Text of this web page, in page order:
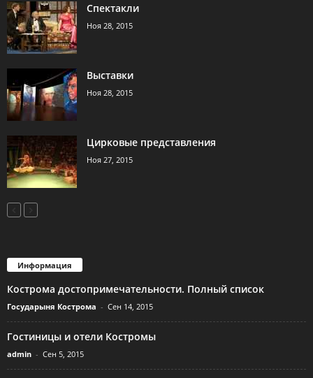
Спектакли
Ноя 28, 2015
Выставки
Ноя 28, 2015
Цирковые представления
Ноя 27, 2015
Информация
Кострома достопримечательности. Полный список
Государыня Кострома - Сен 14, 2015
Гостиницы и отели Костромы
admin - Сен 5, 2015